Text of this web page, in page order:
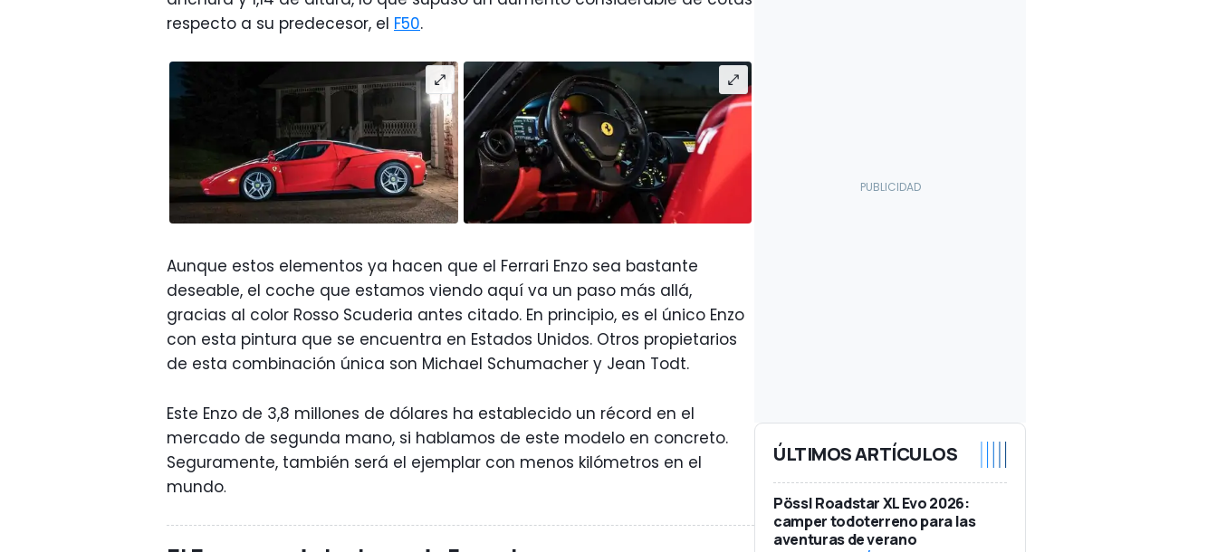
respecto a su predecesor, el F50.
Aunque estos elementos ya hacen que el Ferrari Enzo sea bastante
deseable, el coche que estamos viendo aquí va un paso más allá,
gracias al color Rosso Scuderia antes citado. En principio, es el único Enzo
con esta pintura que se encuentra en Estados Unidos. Otros propietarios
de esta combinación única son Michael Schumacher y Jean Todt.
Este Enzo de 3,8 millones de dólares ha establecido un récord en el
mercado de segunda mano, si hablamos de este modelo en concreto.
Seguramente, también será el ejemplar con menos kilómetros en el
mundo.
ÚLTIMOS ARTÍCULOS
Pössl Roadstar XL Evo 2026:
camper todoterreno para las
aventuras de verano